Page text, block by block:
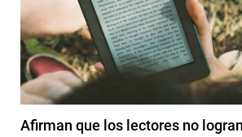
Afirman que los lectores no